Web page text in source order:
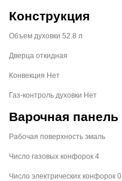
Конструкция
Объем духовки 52.8 л
Дверца откидная
Конвекция Нет
Газ-контроль духовки Нет
Варочная панель
Рабочая поверхность эмаль
Число газовых конфорок 4
Число электрических конфорок 0